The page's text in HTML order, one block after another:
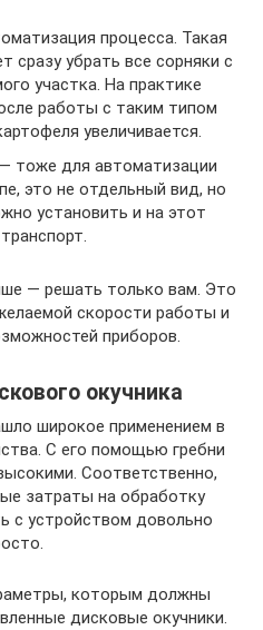
процесса. Такая
сразу убрать все сорняки с
участка. На практике
работы с таким типом
увеличивается.
тоже для автоматизации
это не отдельный вид, но
установить и на этот
транспорт.
— решать только вам. Это
скорости работы и
приборов.
окучника
широкое применением в
С его помощью гребни
Соответственно,
затраты на обработку
с устройством довольно
которым должны
дисковые окучники.